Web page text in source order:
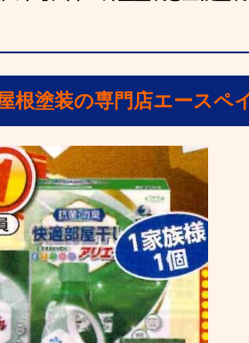
根塗装の専門店エースペ